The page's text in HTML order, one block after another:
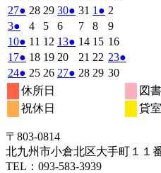
曜
日
曜
日
曜
日
曜
日
曜
日
曜
日
272025
年
10
月
27
日
● (1
件
の
イ
ベ
ン
ト)
282025
年
10
月
28
日
292025
年
10
月
29
日
302025
10
月
30
日
● (1
件
の
イ
ベ
31 2025
年
10
月
31
日
1 2025
年
11
月
1
日
● (1
件
の
イ
ベ
2
年
11
月
2
日
32025
年
11
月
3
日
●
件
の
イ
ベ
ン
ト)
42025
年
11
月
4
日
52025
年
11
月
5
日
62025
年
11
月
6
72025
年
11
月
7
82025
年
11
月
8
92025
年
11
月
9
102025
年
11
月
10
日
● (1
件
の
イ
ベ
ン
11 2025
年
11
11
日
12 2025
年
11
月
132025
年
11
月
● (1
件
の
142025
年
11
152025
年
11
162025
年
11
月
172025
年
11
月
17
● (1
件
の
イ
ベ
ト)
182025
年
11
月
18
192025
年
202025
年
21 2025
年
22 2025
年
232025
年
11
月
●
の
イ
ベ
ト)
242025
年
11
月
日
● (1
件
の
イ
ベ
ン
ト)
252025
年
11
月
日
262025
日
272025
● (1
ン
ト)
282025
292025
302025
年
11
休所日
図
祝休日
貸
〒803‐0814
北九州市小倉北区大手町１１
TEL：093‐583‐3939